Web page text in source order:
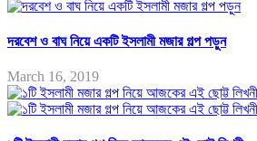
দরবেশ ও বাঘ নিয়ে একটি ইসলামী মজার গল্প পড়ুন
March 16, 2019